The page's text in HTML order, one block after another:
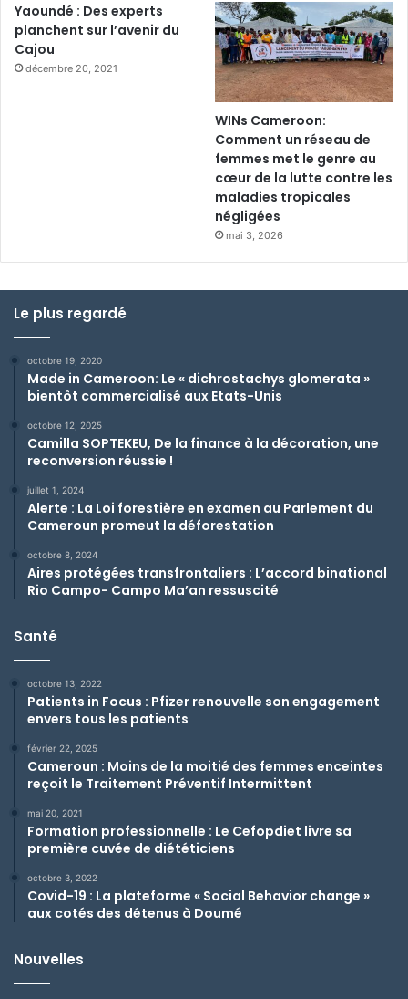
Yaoundé : Des experts
planchent sur l’avenir du
Cajou
décembre 20, 2021
WINs Cameroon:
Comment un réseau de
femmes met le genre au
cœur de la lutte contre les
maladies tropicales
négligées
mai 3, 2026
Le plus regardé
octobre 19, 2020
Made in Cameroon: Le « dichrostachys glomerata »
bientôt commercialisé aux Etats-Unis
octobre 12, 2025
Camilla SOPTEKEU, De la finance à la décoration, une
reconversion réussie !
juillet 1, 2024
Alerte : La Loi forestière en examen au Parlement du
Cameroun promeut la déforestation
octobre 8, 2024
Aires protégées transfrontaliers : L’accord binational
Rio Campo- Campo Ma’an ressuscité
Santé
octobre 13, 2022
Patients in Focus : Pfizer renouvelle son engagement
envers tous les patients
février 22, 2025
Cameroun : Moins de la moitié des femmes enceintes
reçoit le Traitement Préventif Intermittent
mai 20, 2021
Formation professionnelle : Le Cefopdiet livre sa
première cuvée de diététiciens
octobre 3, 2022
Covid-19 : La plateforme « Social Behavior change »
aux cotés des détenus à Doumé
Nouvelles